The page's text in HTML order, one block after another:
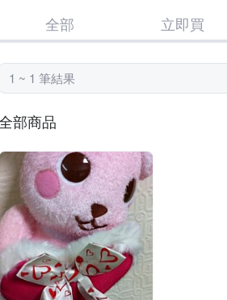
全部 立即買
1 ~ 1 筆結果
部商品